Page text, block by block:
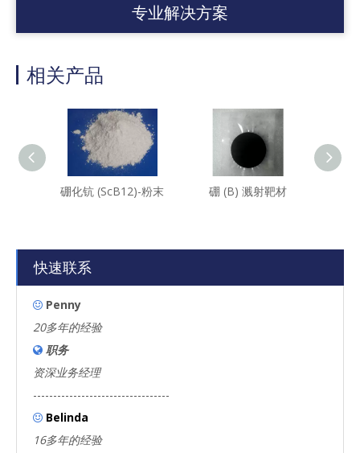
专业解决方案
相关产品
硼化钪 (ScB12)-粉末 硼 (B) 溅射靶材
快速联系
 Penny
20多年的经验
 职务
资深业务经理
----------------------------------
 Belinda
16多年的经验